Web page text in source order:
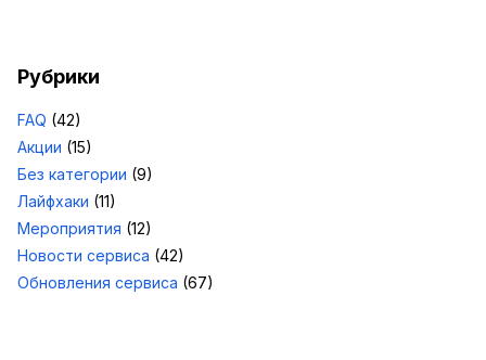
Рубрики
FAQ (42)
Акции (15)
Без категории (9)
Лайфхаки (11)
Мероприятия (12)
Новости сервиса (42)
Обновления сервиса (67)